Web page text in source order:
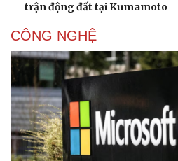
trận động đất tại Kumamoto
CÔNG NGHỆ